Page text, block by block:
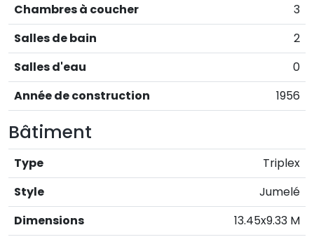
Chambres à coucher
3
Salles de bain
2
Salles d'eau
0
Année de construction
1956
Bâtiment
Type
Triplex
Style
Jumelé
Dimensions
13.45x9.33 M